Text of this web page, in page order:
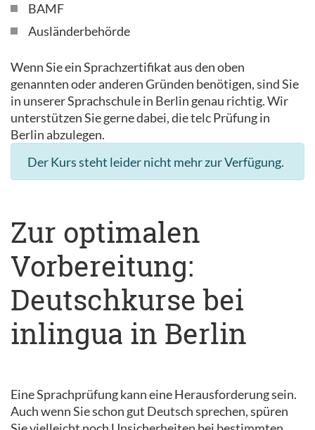
BAMF
Ausländerbehörde
Wenn Sie ein Sprachzertifikat aus den oben
genannten oder anderen Gründen benötigen, sind Sie
in unserer Sprachschule in Berlin genau richtig. Wir
unterstützen Sie gerne dabei, die telc Prüfung in
Berlin abzulegen.
Der Kurs steht leider nicht mehr zur Verfügung.
Zur optimalen
Vorbereitung:
Deutschkurse bei
inlingua in Berlin
Eine Sprachprüfung kann eine Herausforderung sein.
Auch wenn Sie schon gut Deutsch sprechen, spüren